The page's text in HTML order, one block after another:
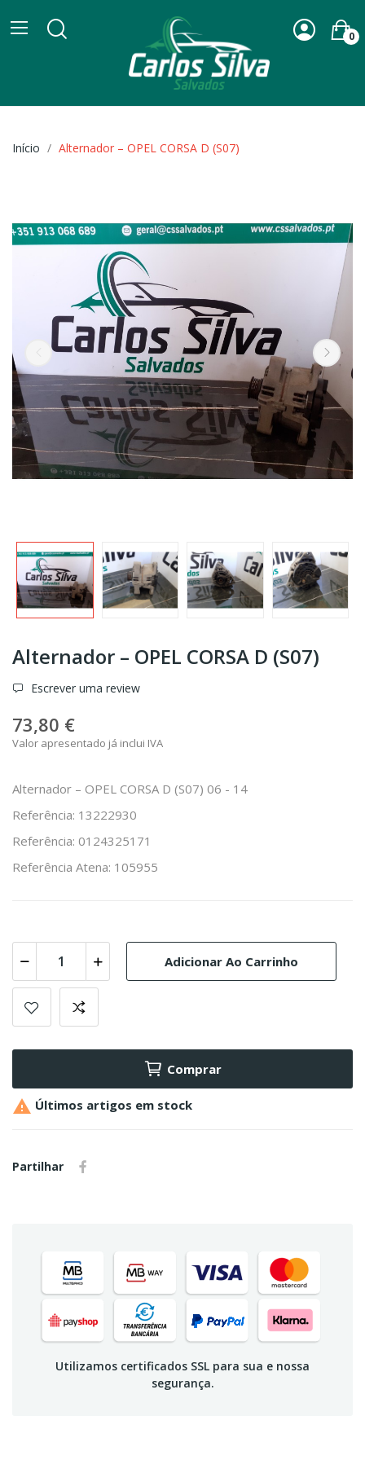
0
Início Alternador – OPEL CORSA D (S07)
Alternador – OPEL CORSA D (S07)
Escrever uma review
73,80 €
Valor apresentado já inclui IVA
Alternador – OPEL CORSA D (S07) 06 - 14
Referência: 13222930
Referência: 0124325171
Referência Atena: 105955
Adicionar Ao Carrinho
Comprar
 Últimos artigos em stock
Partilhar
Utilizamos certificados SSL para sua e nossa
segurança.